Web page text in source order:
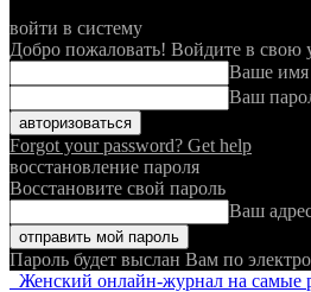
войти в систему
Добро пожаловать! Войдите в свою
Ваше имя
Ваш
Forgot your password? Get help
восстановление пароля
Восстановите свой пароль
Ваш
Пароль будет выслан Вам по
Женский онлайн-журнал на самые